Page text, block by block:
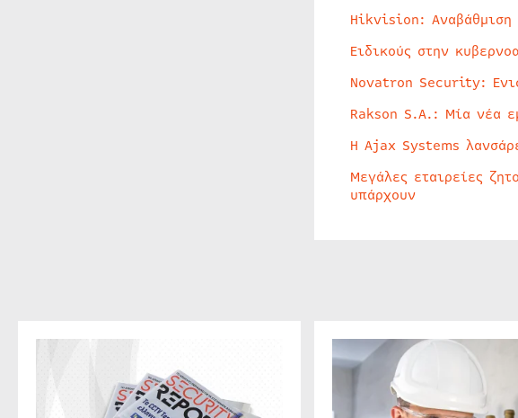
Hikvision:
Ειδικούς στην
Novatron Security:
Rakson S.A.: Μία νέα
Η Ajax Systems
Μεγάλες εταιρείες
υπάρχουν